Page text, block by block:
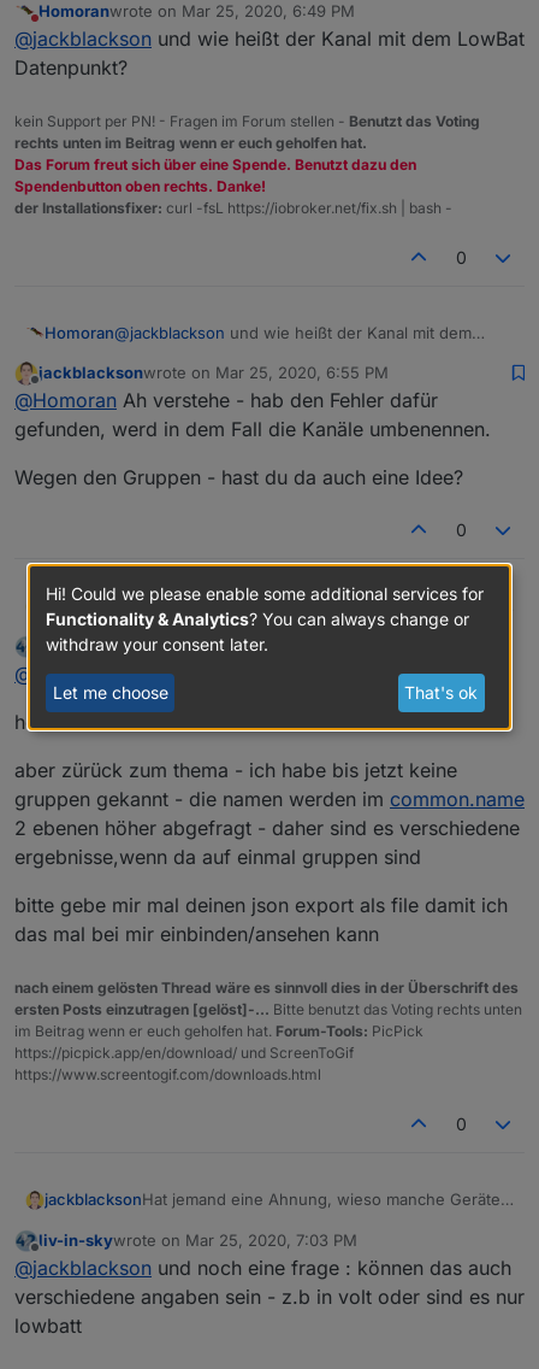
Namen angezeigt werden? Eigentlich sind alle
gleich angelegt..
Und dann noch die Frage: ist es möglich,
Gruppen auszublenden? Aus meiner Sicht macht
Do not disturb
Homoranwrote on Mar 25, 2020, 6:49 PM
last edited by
@jackblackson und wie heißt der Kanal mit dem LowBat
Datenpunkt?
kein Support per PN! - Fragen im Forum stellen - Benutzt das Voting
rechts unten im Beitrag wenn er euch geholfen hat.
Das Forum freut sich über eine Spende. Benutzt dazu den
Spendenbutton oben rechts. Danke!
der Installationsfixer: curl -fsL https://iobroker.net/fix.sh | bash -
0
Homoran@jackblackson und wie heißt der Kanal mit dem
Offline
jackblacksonwrote on Mar 25, 2020, 6:55 PM
last edited by
@Homoran Ah verstehe - hab den Fehler dafür
gefunden, werd in dem Fall die Kanäle umbenennen.
Wegen den Gruppen - hast du da auch eine Idee?
0
jackblacksonHat jemand eine Ahnung, wieso manche Geräte
mit der Typbezeichnung, und manche mit dem
Namen angezeigt werden? Eigentlich sind alle
gleich angelegt..
Und dann noch die Frage: ist es möglich,
Gruppen auszublenden? Aus meiner Sicht macht
der Status bei Gruppen ja nicht so viel Sinn,
liv-in-skywrote onMar 25, 2020, 6:55 PM
last edited by
@
jackblackson
homematic nervt
aber zürück zum thema - ich habe bis jetzt keine
gruppen gekannt - die namen werden im common.name
2 ebenen höher abgefragt - daher sind es verschiedene
ergebnisse,wenn da auf einmal gruppen sind
bitte gebe mir mal deinen json export als file damit ich
das mal bei mir einbinden/ansehen kann
nach einem gelösten Thread wäre es sinnvoll dies in der Überschrift des
ersten Posts einzutragen [gelöst]-... Bitte benutzt das Voting rechts unten
im Beitrag wenn er euch geholfen hat. Forum-Tools: PicPick
https://picpick.app/en/download/ und ScreenToGif
https://www.screentogif.com/downloads.html
0
jackblacksonHat jemand eine Ahnung, wieso manche Geräte
Namen angezeigt werden? Eigentlich sind alle
gleich angelegt..
Und dann noch die Frage: ist es möglich,
Gruppen auszublenden? Aus meiner Sicht macht
der Status bei Gruppen ja nicht so viel Sinn,
wenn die Geräte auch einzeln dabei sind.
Offline
liv-in-skywrote on Mar 25, 2020, 7:03 PM
last edited by
@jackblackson und noch eine frage : können das auch
verschiedene angaben sein - z.b in volt oder sind es nur
lowbatt
Hi! Could we please enable some additional services for
Functionality & Analytics? You can always change or
withdraw your consent later.
Let me choose That's ok